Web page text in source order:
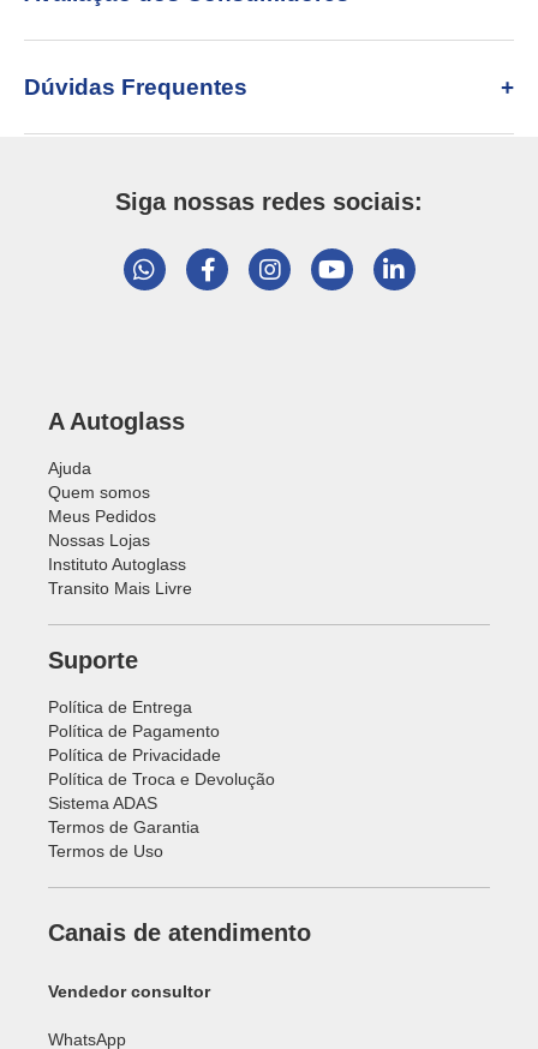
Dúvidas Frequentes
Siga nossas redes sociais:
A Autoglass
Ajuda
Quem somos
Meus Pedidos
Nossas Lojas
Instituto Autoglass
Transito Mais Livre
Suporte
Política de Entrega
Política de Pagamento
Política de Privacidade
Política de Troca e Devolução
Sistema ADAS
Termos de Garantia
Termos de Uso
Canais de atendimento
Vendedor consultor
WhatsApp